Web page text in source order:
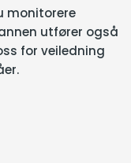
monitorere
utfører også
for veiledning